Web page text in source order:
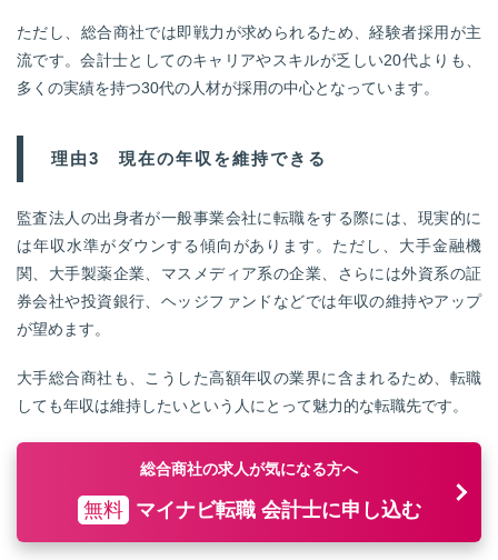
ただし、総合商社では即戦力が求められるため、経験者採用が主
流です。会計士としてのキャリアやスキルが乏しい20代よりも、
多くの実績を持つ30代の人材が採用の中心となっています。
理由3 現在の年収を維持できる
監査法人の出身者が一般事業会社に転職をする際には、現実的に
は年収水準がダウンする傾向があります。ただし、大手金融機
関、大手製薬企業、マスメディア系の企業、さらには外資系の証
券会社や投資銀行、ヘッジファンドなどでは年収の維持やアップ
が望めます。
大手総合商社も、こうした高額年収の業界に含まれるため、転職
しても年収は維持したいという人にとって魅力的な転職先です。
総合商社の求人が気になる方へ
無料 マイナビ転職 会計士に申し込む